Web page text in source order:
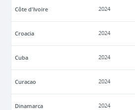
Côte d'Ivoire 2024
Croacia 2024
Cuba 2024
Curacao 2024
Dinamarca 2024